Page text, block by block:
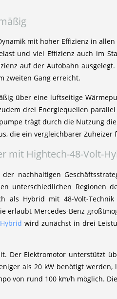
mit hoher Effizienz in
und viel Effizienz auch im
auf der Autobahn
zweiten Gang erreicht.
über eine luftseitige
drei Energiequellen
trägt durch die Nutzung
die ein vergleichbarer
mit Hightech-48-Volt-
nachhaltigen
unterschiedlichen Regionen
als Hybrid mit 48-Volt-
erlaubt Mercedes-Benz
wird zunächst in drei
Der Elektromotor unterstützt
als 20 kW benötigt
von rund 100 km/h möglich.